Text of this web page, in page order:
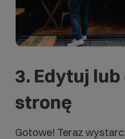
3. Edytuj
stronę
Gotowe! Teraz